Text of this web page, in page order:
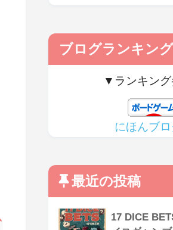
ブログランキング
▼ランキング
にほんブ
最近の投稿
17 DICE